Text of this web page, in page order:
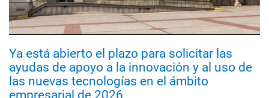
Ya está abierto el plazo para solicitar las
ayudas de apoyo a la innovación y al uso de
las nuevas tecnologías en el ámbito
empresarial de 2026